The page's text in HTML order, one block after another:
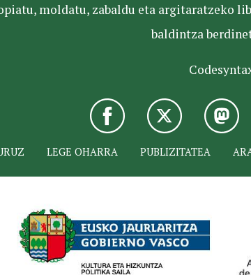
moldatu, zabaldu eta argitaratzeko
baldintza
LEGE OHARRA PUBLIZITATEA